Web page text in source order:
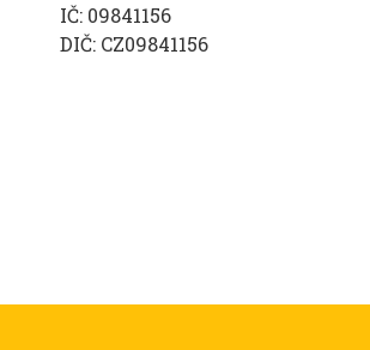
IČ: 09841156
DIČ: CZ09841156